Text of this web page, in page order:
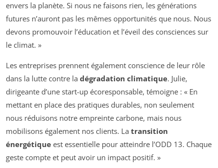
envers la planète. Si nous ne faisons rien, les générations
futures n’auront pas les mêmes opportunités que nous. Nous
devons promouvoir l’éducation et l’éveil des consciences sur
le climat. »
Les entreprises prennent également conscience de leur rôle
dans la lutte contre la dégradation climatique. Julie,
dirigeante d’une start-up écoresponsable, témoigne : « En
mettant en place des pratiques durables, non seulement
nous réduisons notre empreinte carbone, mais nous
mobilisons également nos clients. La transition
énergétique est essentielle pour atteindre l’ODD 13. Chaque
geste compte et peut avoir un impact positif. »